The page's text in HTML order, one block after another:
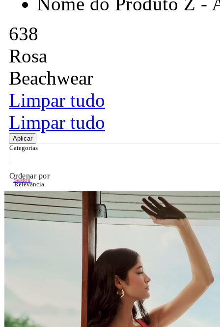
638
Rosa
Beachwear
Limpar tudo
Limpar tudo
Aplicar
Categorias
Ordenar por
Relevância
Relevância
Preço Crescente
Preço Decrescente
Nome do Produto A - Z
Nome do Produto Z - A
Saldos